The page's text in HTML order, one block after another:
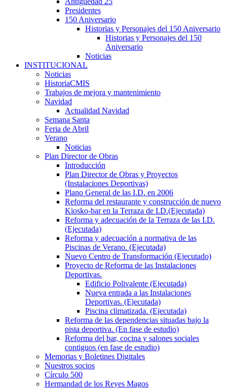
Presidentes
150 Aniversario
Historias y Personajes del 150 Aniversario
Historias y Personajes del 150
Aniversario
Noticias
INSTITUCIONAL
Noticias
HistoriaCMIS
Trabajos de mejora y mantenimiento
Navidad
Actualidad Navidad
Semana Santa
Feria de Abril
Verano
Noticias
Plan Director de Obras
Introducción
Plan Director de Obras y Proyectos
(Instalaciones Deportivas)
Plano General de las I.D. en 2006
Reforma del restaurante y construcción de nuevo
Kiosko-bar en la Terraza de I.D.(Ejecutada)
Reforma y adecuación de la Terraza de las I.D.
(Ejecutada)
Reforma y adecuación a normativa de las
Piscinas de Verano. (Ejecutada)
Nuevo Centro de Transformación (Ejecutado)
Proyecto de Reforma de las Instalaciones
Deportivas.
Edificio Polivalente (Ejecutada)
Nueva entrada a las Instalaciones
Deportivas. (Ejecutada)
Piscina climatizada. (Ejecutada)
Reforma de las dependencias situadas bajo la
pista deportiva. (En fase de estudio)
Reforma del bar, cocina y salones sociales
contiguos (en fase de estudio)
Memorias y Boletines Digitales
Nuestros socios
Círculo 500
Hermandad de los Reyes Magos